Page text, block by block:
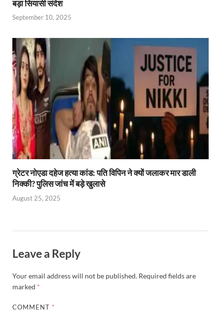
बड़ा सियासी संदेश
September 10, 2025
ग्रेटर नोएडा दहेज हत्या कांड: पति विपिन ने क्यों जलाकर मार डाली
निक्की? पुलिस जांच में बड़े खुलासे
August 25, 2025
Leave a Reply
Your email address will not be published. Required fields are
marked *
COMMENT *